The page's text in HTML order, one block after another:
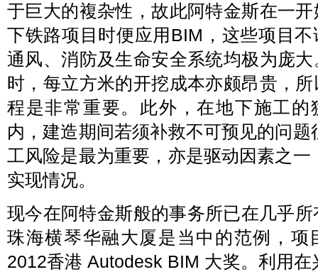
于巨大的複杂性，故此阿特金斯在一
下铁路项目时便应用BIM，这些项目不
通风、消防及生命安全系统均极为庞
时，每立方米的开挖成本亦颇昂贵，
程是非常重要。此外，在地下施工的
内，建造期间若须补救不可预见的问
工风险是最为重要，亦是驱动因素之
实现情况。
现今在阿特金斯般的事务所已在几乎
珠海横琴华融大厦是当中的范例，
2012香港 Autodesk BIM 大奖。利用